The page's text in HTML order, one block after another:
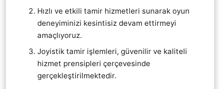
Hızlı ve etkili tamir hizmetleri sunarak oyun
deneyiminizi kesintisiz devam ettirmeyi
amaçlıyoruz.
Joyistik tamir işlemleri, güvenilir ve kaliteli
hizmet prensipleri çerçevesinde
gerçekleştirilmektedir.